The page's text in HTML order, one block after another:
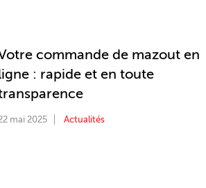
commande de mazout en
: rapide et en toute
mai 2025 Actualités